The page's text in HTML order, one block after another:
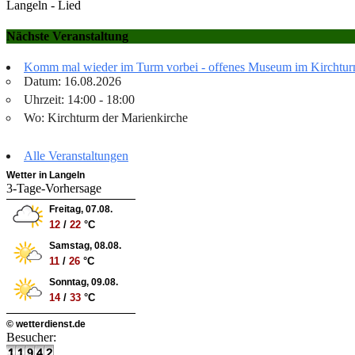
Langeln - Lied
Nächste Veranstaltung
Komm mal wieder im Turm vorbei - offenes Museum im
Datum: 16.08.2026
Uhrzeit: 14:00 - 18:00
Wo: Kirchturm der Marienkirche
Alle Veranstaltungen
Wetter in Langeln
3-Tage-Vorhersage
Freitag, 07.08.
12 / 22 °C
Samstag, 08.08.
11 / 26 °C
Sonntag, 09.08.
14/ 33 °C
© wetterdienst.de
Besucher: